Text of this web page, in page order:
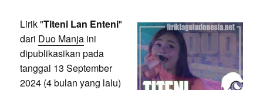
Lirik "Titeni Lan Enteni"
dari Duo Manjaini
dipublikasikan pada
tanggal 13 September
2024 (4 bulan yang lalu)